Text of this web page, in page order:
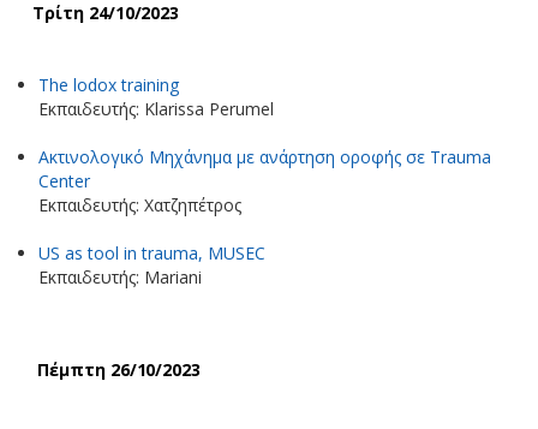
Τρίτη 24/10/2023
The lodox training
Εκπαιδευτής: Klarissa Perumel
Ακτινολογικό Μηχάνημα με ανάρτηση οροφής σε Trauma
Center
Εκπαιδευτής: Χατζηπέτρος
US as tool in trauma, MUSEC
Εκπαιδευτής: Mariani
Πέμπτη 26/10/2023